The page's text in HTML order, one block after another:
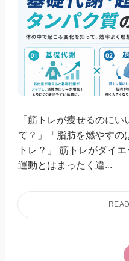
「筋トレが痩せるのに
て？」「脂肪を燃やすの
トレ？」 筋トレがダイ
運動とはまったく違...